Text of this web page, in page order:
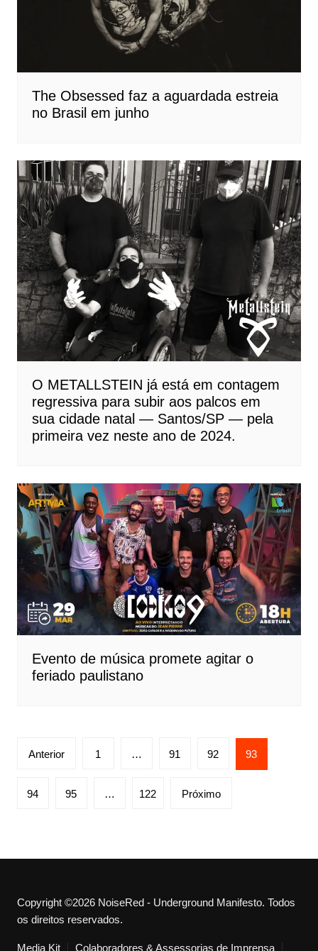
The Obsessed faz a aguardada estreia
no Brasil em junho
O METALLSTEIN já está em contagem
regressiva para subir aos palcos em
sua cidade natal — Santos/SP — pela
primeira vez neste ano de 2024.
Evento de música promete agitar o
feriado paulistano
Paginação
posts
Anterior 1 … 91 92 93
94 95 … 122 Próximo
Copyright ©2026 NoiseRed - Underground Manifesto. Todos
os direitos reservados.
Media Kit Colaboradores & Assessorias de Imprensa